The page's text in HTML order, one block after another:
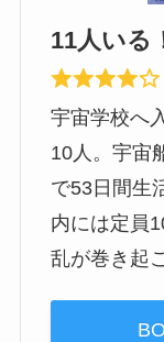
11人いる
宇宙学校へ
10人。宇宙
で53日間生
内には定員
乱が巻き起